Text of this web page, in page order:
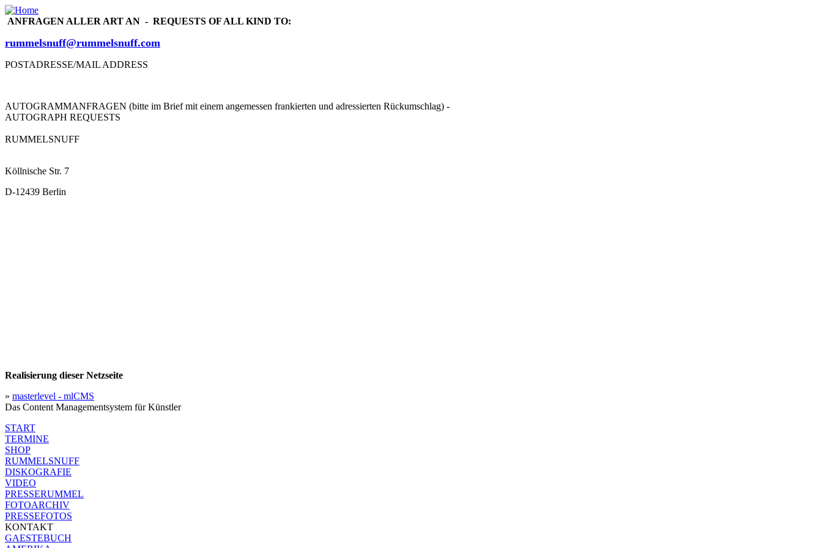
ANFRAGEN ALLER ART AN - REQUESTS OF ALL KIND TO:
rummelsnuff@rummelsnuff.com
POSTADRESSE/MAIL ADDRESS
AUTOGRAMMANFRAGEN (bitte im Brief mit einem angemessen frankierten und adressierten Rückumschlag) -
AUTOGRAPH REQUESTS
RUMMELSNUFF
Köllnische Str. 7
D-12439 Berlin
Realisierung dieser Netzseite
» masterlevel - mlCMS
Das Content Managementsystem für Künstler
START
TERMINE
SHOP
RUMMELSNUFF
DISKOGRAFIE
VIDEO
PRESSERUMMEL
FOTOARCHIV
PRESSEFOTOS
KONTAKT
GAESTEBUCH